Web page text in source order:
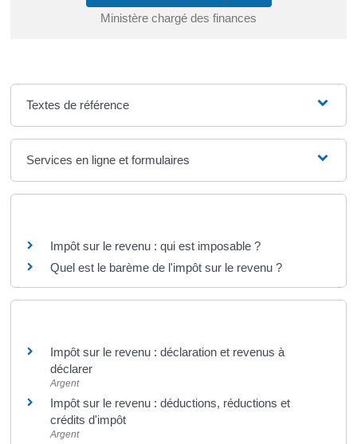
Ministère chargé des finances
Textes de référence
Services en ligne et formulaires
Impôt sur le revenu : qui est imposable ?
Quel est le barème de l'impôt sur le revenu ?
Impôt sur le revenu : déclaration et revenus à
déclarer
Argent
Impôt sur le revenu : déductions, réductions et
crédits d'impôt
Argent